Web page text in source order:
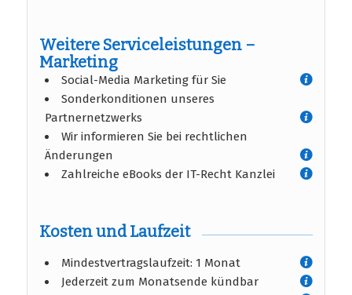
Weitere Serviceleistungen –
Marketing
Social-Media Marketing für Sie
Sonderkonditionen unseres
Partnernetzwerks
Wir informieren Sie bei rechtlichen
Änderungen
Zahlreiche eBooks der IT-Recht Kanzlei
Kosten und Laufzeit
Mindestvertragslaufzeit: 1 Monat
Jederzeit zum Monatsende kündbar